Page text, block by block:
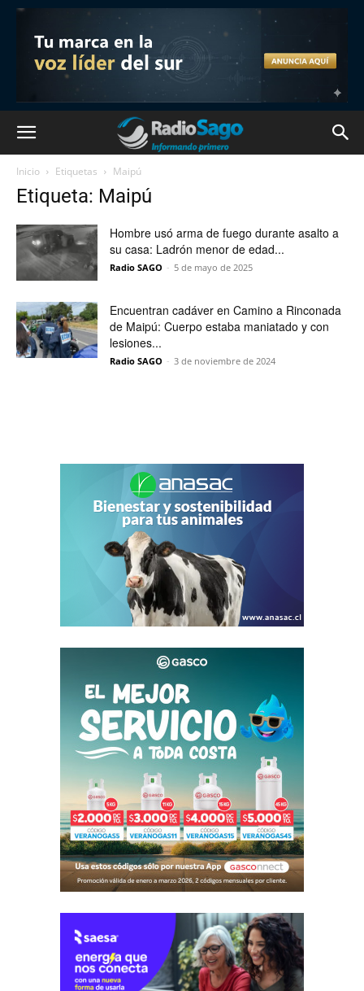
Inicio Etiquetas Maipú
Etiqueta: Maipú
Hombre usó arma de fuego durante asalto a
su casa: Ladrón menor de edad...
Radio SAGO - 5 de mayo de 2025
Encuentran cadáver en Camino a Rinconada
de Maipú: Cuerpo estaba maniatado y con
lesiones...
Radio SAGO - 3 de noviembre de 2024